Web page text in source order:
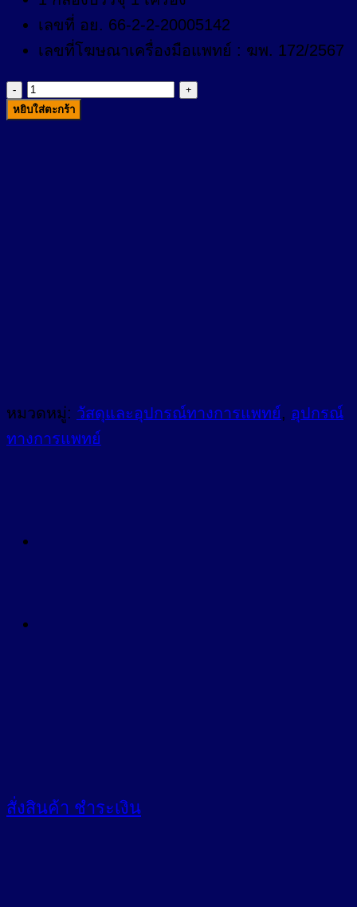
เลขที่ อย. 66-2-2-20005142
เลขที่โฆษณาเครื่องมือแพทย์ : ฆพ. 172/2567
จำนวน
OMRON
หยิบใส่ตะกร้า
หมวดหมู่: วัสดุและอุปกรณ์ทางการแพทย์, อุปกรณ์
ทางการแพทย์
สั่งสินค้า ชำระเงิน